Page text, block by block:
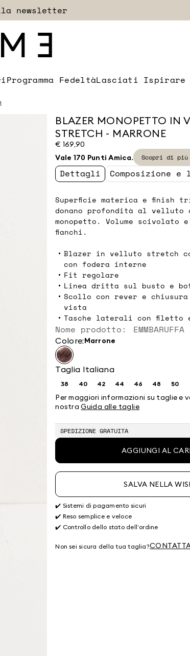
SCONTO
newsletter
gratuiti
Programma FedeltàLasciati Ispirare
BLAZER MONOPETTO IN
STRETCH - MARRONE
€ 169,90
Vale 170 Punti Amica.
Scopri di
Dettagli Composizione e
Superficie materica e finish
donano profondità al velluto
monopetto. Volume scivolato
fianchi.
Blazer in velluto stretch
con fodera interne
Fit regolare
Linea dritta sul busto e
Scollo con rever e
vista
Tasche laterali con filetto
Nome prodotto:
Colore: marrone
Taglia Italiana
38Taglia:
40
Taglia:
40
42Taglia:
42
44Taglia:
46Taglia:
46
48Taglia:
48
50
Per maggiori informazioni su taglie e
nostraGuida alle taglie
SPEDIZIONE GRATUITA
AGGIUNGI AL
SALVA NELLA
✔️ Sistemi di pagamento sicuri
✔️ Reso semplice e veloce
✔️ Controllo dello stato dell’ordine
Non sei sicura della tua taglia?